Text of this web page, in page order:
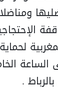
على الساعة
.